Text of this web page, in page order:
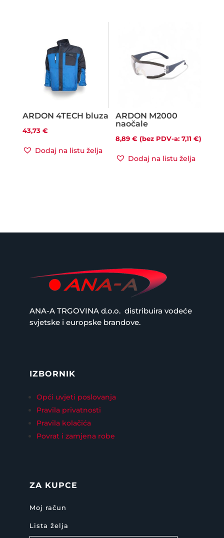
ARDON 4TECH bluza
43,73 €
Dodaj na listu želja
ARDON M2000
naočale
8,89€ (bez PDV-a:7,11€)
Dodaj na listu želja
ANA-A TRGOVINA d.o.o. distribuira vodeće
svjetske i europske brandove.
IZBORNIK
Opći uvjeti poslovanja
Pravila privatnosti
Pravila kolačića
Povrat i zamjena robe
ZA KUPCE
Moj račun
Lista želja